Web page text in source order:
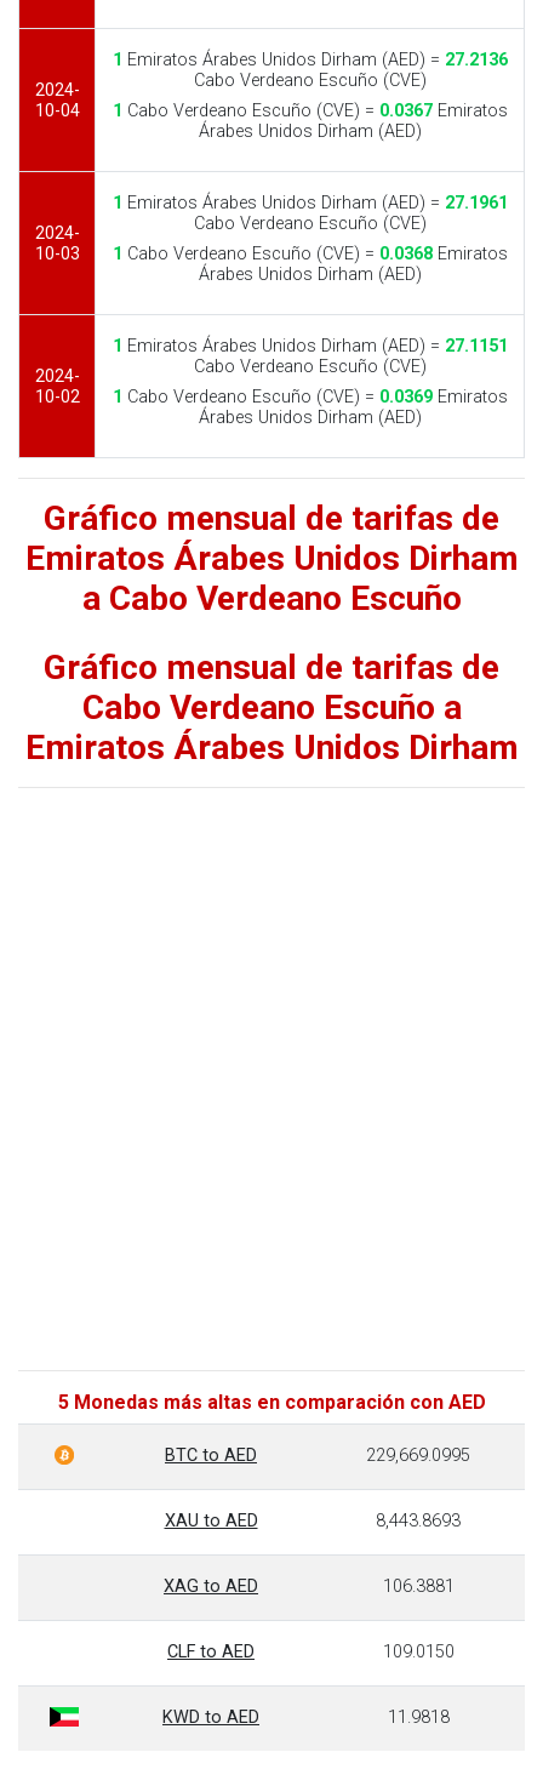
2024-
10-04
1 Emiratos Árabes Unidos Dirham (AED) = 27.2136
Cabo Verdeano Escuño (CVE)
1 Cabo Verdeano Escuño (CVE) = 0.0367Emiratos
Árabes Unidos Dirham (AED)
2024-
10-03
1 Emiratos Árabes Unidos Dirham (AED) = 27.1961
Cabo Verdeano Escuño (CVE)
1 Cabo Verdeano Escuño (CVE) = 0.0368Emiratos
Árabes Unidos Dirham (AED)
2024-
10-02
1 Emiratos Árabes Unidos Dirham (AED) = 27.1151
Cabo Verdeano Escuño (CVE)
1 Cabo Verdeano Escuño (CVE) = 0.0369Emiratos
Árabes Unidos Dirham (AED)
Gráfico mensual de tarifas de
Emiratos Árabes Unidos Dirham
a Cabo Verdeano Escuño
Gráfico mensual de tarifas de
Cabo Verdeano Escuño a
Emiratos Árabes Unidos Dirham
5 Monedas más altas en comparación con AED
BTC to AED 229,669.0995
XAU to AED 8,443.8693
XAG to AED 106.3881
CLF to AED 109.0150
KWD to AED 11.9818